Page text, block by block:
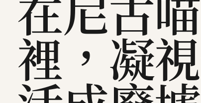
在尼古
裡，凝